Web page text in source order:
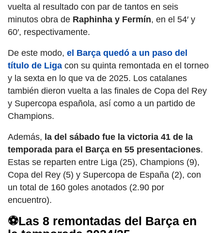
vuelta al resultado con par de tantos en seis
minutos obra de Raphinha y Fermín, en el 54′ y
60′, respectivamente.
De este modo, el Barça quedó a un paso del
título de Liga con su quinta remontada en el torneo
y la sexta en lo que va de 2025. Los catalanes
también dieron vuelta a las finales de Copa del Rey
y Supercopa española, así como a un partido de
Champions.
Además, la del sábado fue la victoria 41 de la
temporada para el Barça en 55 presentaciones.
Estas se reparten entre Liga (25), Champions (9),
Copa del Rey (5) y Supercopa de España (2), con
un total de 160 goles anotados (2.90 por
encuentro).
⚽Las 8 remontadas del Barça en